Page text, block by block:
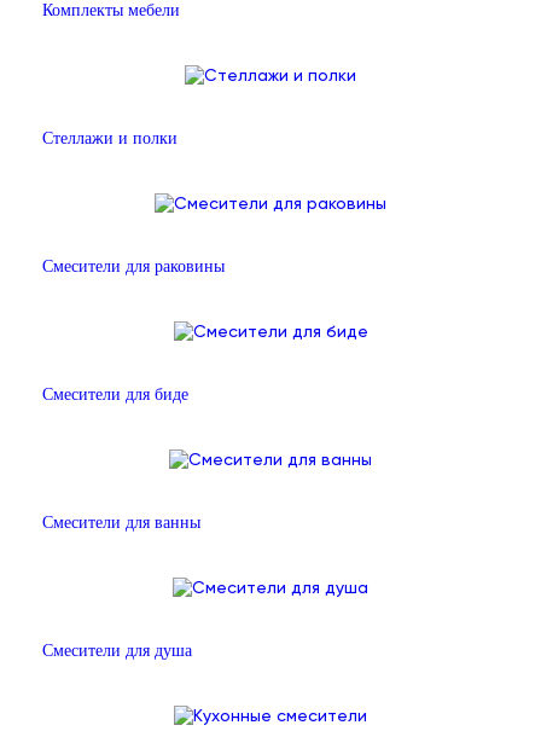
Комплекты мебели
Стеллажи и полки
Смесители для раковины
Смесители для биде
Смесители для ванны
Смесители для душа